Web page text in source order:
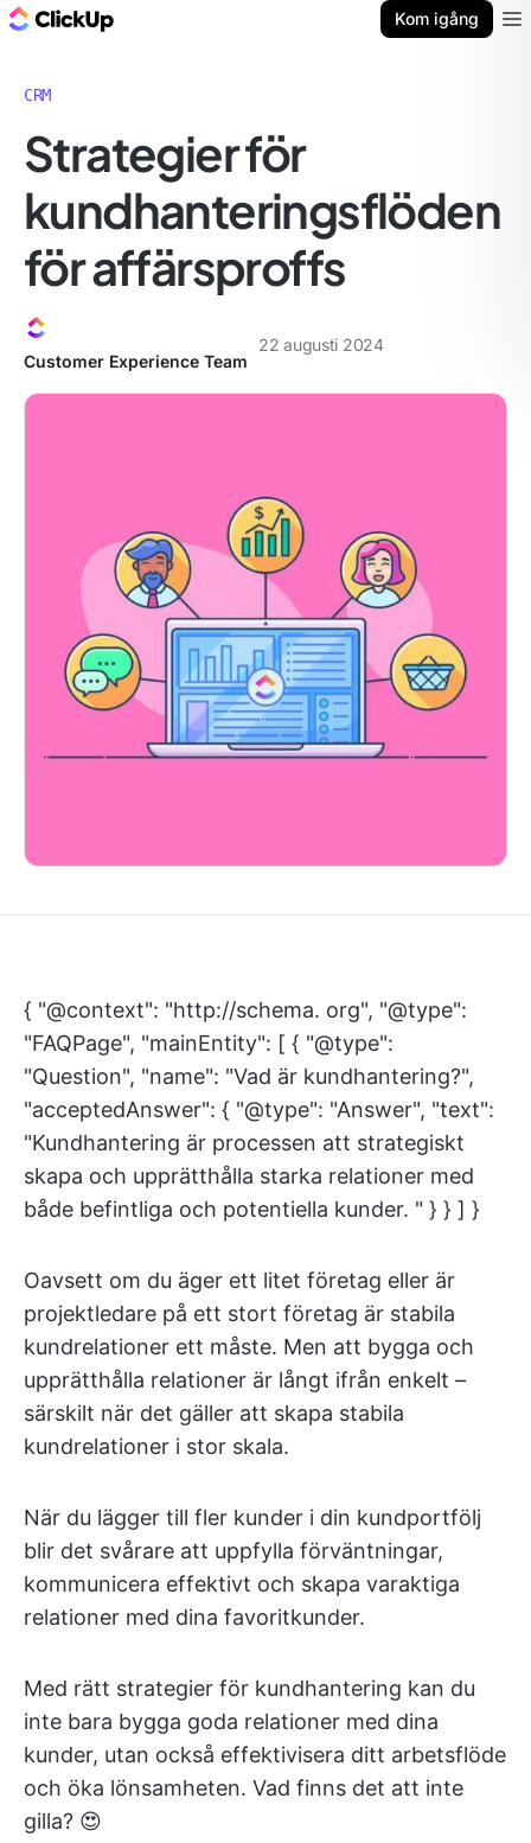
Kom igång
CRM
Strategier för
kundhanteringsflöden
för affärsproffs
Customer Experience Team
22 augusti 2024
{ "@context": "http://schema. org", "@type":
"FAQPage", "mainEntity": [ { "@type":
"Question", "name": "Vad är kundhantering?",
"acceptedAnswer": { "@type": "Answer", "text":
"Kundhantering är processen att strategiskt
skapa och upprätthålla starka relationer med
både befintliga och potentiella kunder. " } } ] }
Oavsett om du äger ett litet företag eller är
projektledare på ett stort företag är stabila
kundrelationer ett måste. Men att bygga och
upprätthålla relationer är långt ifrån enkelt –
särskilt när det gäller att skapa stabila
kundrelationer i stor skala.
När du lägger till fler kunder i din kundportfölj
blir det svårare att uppfylla förväntningar,
kommunicera effektivt och skapa varaktiga
relationer med dina favoritkunder.
Med rätt strategier för kundhantering kan du
inte bara bygga goda relationer med dina
kunder, utan också effektivisera ditt arbetsflöde
och öka lönsamheten. Vad finns det att inte
gilla? 😍